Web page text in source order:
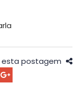
postagem